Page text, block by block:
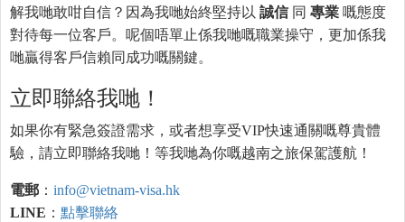
解我哋敢咁自信？因為我哋始終堅持以 誠信同 專業 嘅態度
對待每一位客戶。呢個唔單止係我哋嘅職業操守，更加係我
哋贏得客戶信賴同成功嘅關鍵。
立即聯絡我哋！
如果你有緊急簽證需求，或者想享受VIP快速通關嘅尊貴體
驗，請立即聯絡我哋！等我哋為你嘅越南之旅保駕護航！
電郵 ： info@vietnam-visa.hk
LINE ： 點擊聯絡